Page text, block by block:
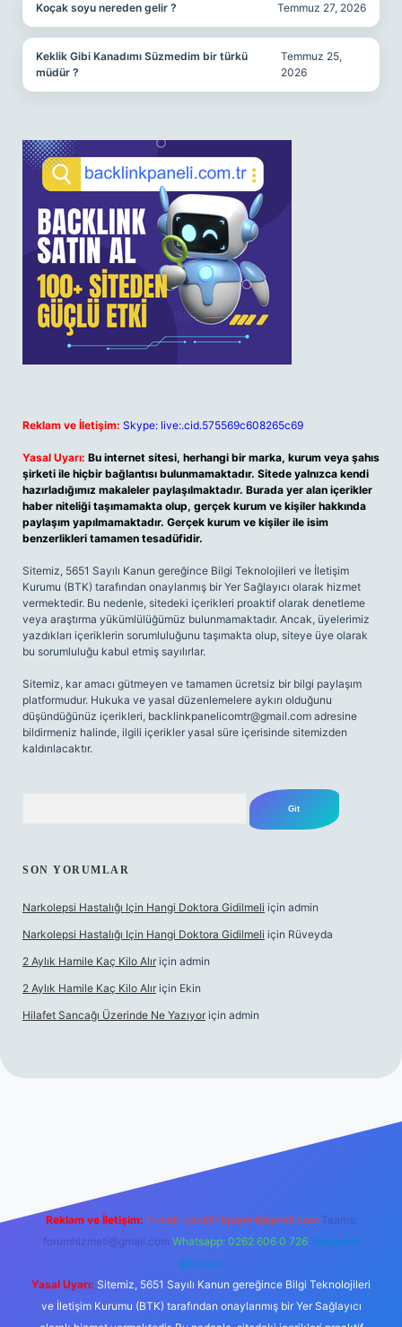
Koçak soyu nereden gelir ? Temmuz 27, 2026
Keklik Gibi Kanadımı Süzmedim bir türkü
müdür ?
Temmuz 25,
2026
Reklam ve İletişim: Skype: live:.cid.575569c608265c69
Yasal Uyarı: Bu internet sitesi, herhangi bir marka, kurum veya şahıs
şirketi ile hiçbir bağlantısı bulunmamaktadır. Sitede yalnızca kendi
hazırladığımız makaleler paylaşılmaktadır. Burada yer alan içerikler
haber niteliği taşımamakta olup, gerçek kurum ve kişiler hakkında
paylaşım yapılmamaktadır. Gerçek kurum ve kişiler ile isim
benzerlikleri tamamen tesadüfidir.
Sitemiz, 5651 Sayılı Kanun gereğince Bilgi Teknolojileri ve İletişim
Kurumu (BTK) tarafından onaylanmış bir Yer Sağlayıcı olarak hizmet
vermektedir. Bu nedenle, sitedeki içerikleri proaktif olarak denetleme
veya araştırma yükümlülüğümüz bulunmamaktadır. Ancak, üyelerimiz
yazdıkları içeriklerin sorumluluğunu taşımakta olup, siteye üye olarak
bu sorumluluğu kabul etmiş sayılırlar.
Sitemiz, kar amacı gütmeyen ve tamamen ücretsiz bir bilgi paylaşım
platformudur. Hukuka ve yasal düzenlemelere aykırı olduğunu
düşündüğünüz içerikleri, backlinkpanelicomtr@gmail.com adresine
bildirmeniz halinde, ilgili içerikler yasal süre içerisinde sitemizden
kaldırılacaktır.
SON YORUMLAR
Narkolepsi Hastalığı Için Hangi Doktora Gidilmeli için admin
Narkolepsi Hastalığı Için Hangi Doktora Gidilmeli için Rüveyda
2 Aylık Hamile Kaç Kilo Alır için admin
2 Aylık Hamile Kaç Kilo Alır için Ekin
Hilafet Sancağı Üzerinde Ne Yazıyor için admin
Reklam ve İletişim: E-mail: backlinkpaneli@gmail.com Teams:
forumhizmeti@gmail.com Whatsapp: 0262 606 0 726 Telegram:
@karabul
Yasal Uyarı: Sitemiz, 5651 Sayılı Kanun gereğince Bilgi Teknolojileri
ve İletişim Kurumu (BTK) tarafından onaylanmış bir Yer Sağlayıcı